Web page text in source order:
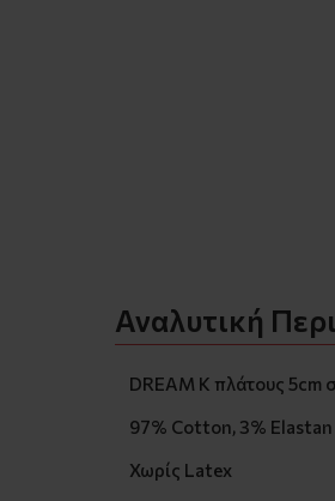
Αναλυτική
DREAM K πλάτους 5cm
97% Cotton, 3%
Χωρίς Latex